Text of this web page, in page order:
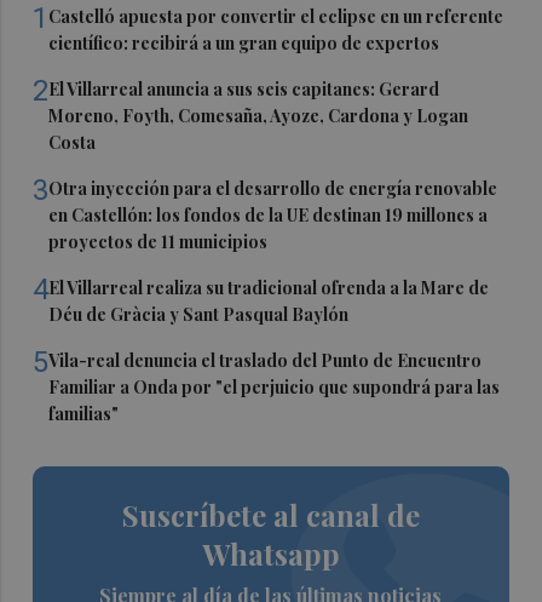
1 Castelló apuesta por convertir el eclipse en un referente
científico: recibirá a un gran equipo de expertos
2El Villarreal anuncia a sus seis capitanes: Gerard
Moreno, Foyth, Comesaña, Ayoze, Cardona y Logan
Costa
3Otra inyección para el desarrollo de energía renovable
en Castellón: los fondos de la UE destinan 19 millones a
proyectos de 11 municipios
4El Villarreal realiza su tradicional ofrenda a la Mare de
Déu de Gràcia y Sant Pasqual Baylón
5Vila-real denuncia el traslado del Punto de Encuentro
Familiar a Onda por "el perjuicio que supondrá para las
familias"
Suscríbete al canal de
Whatsapp
Siempre al día de las últimas noticias